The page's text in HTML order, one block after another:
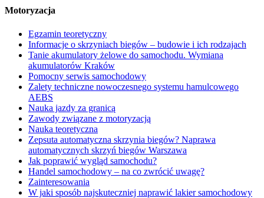
Motoryzacja
Egzamin teoretyczny
Informacje o skrzyniach biegów – budowie i ich rodzajach
Tanie akumulatory żelowe do samochodu. Wymiana
akumulatorów Kraków
Pomocny serwis samochodowy
Zalety techniczne nowoczesnego systemu hamulcowego
AEBS
Nauka jazdy za granicą
Zawody związane z motoryzacją
Nauka teoretyczna
Zepsuta automatyczna skrzynia biegów? Naprawa
automatycznych skrzyń biegów Warszawa
Jak poprawić wygląd samochodu?
Handel samochodowy – na co zwrócić uwagę?
Zainteresowania
W jaki sposób najskuteczniej naprawić lakier samochodowy